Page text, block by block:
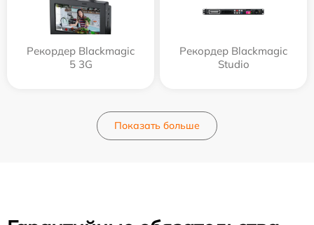
Рекордер Blackmagic
5 3G
Рекордер Blackmagic
Studio
Показать больше